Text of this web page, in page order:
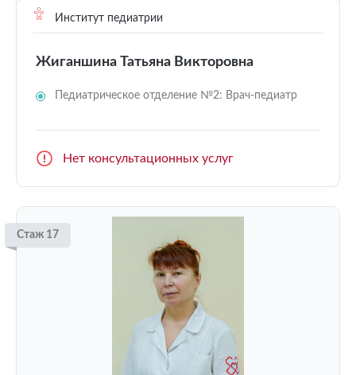
Институт педиатрии
Жиганшина Татьяна Викторовна
Педиатрическое отделение №2: Врач-педиатр
Нет консультационных услуг
Стаж 17